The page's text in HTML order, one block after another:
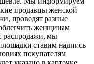
продавцы женской
проводят разные
женщинам
распродажи, мы
ставим надпись
покупателям